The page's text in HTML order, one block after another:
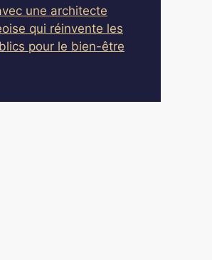
une architecte
qui réinvente les
pour le bien-être